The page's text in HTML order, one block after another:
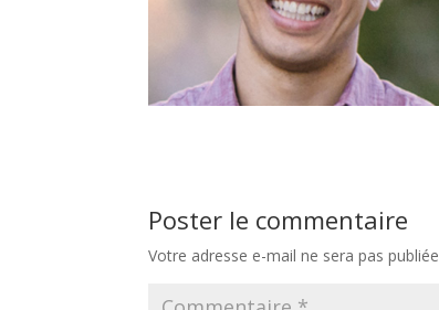
Poster le commentaire
Votre adresse e-mail ne sera pas